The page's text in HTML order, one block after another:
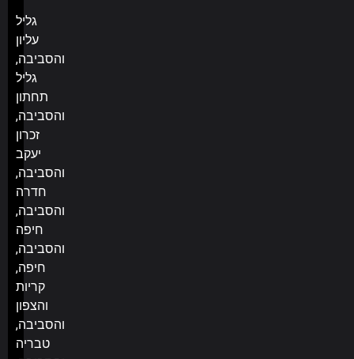
גליל
עליון
והסביבה,
גליל
תחתון
והסביבה,
זכרון
יעקב
והסביבה,
חדרה
והסביבה,
חיפה
והסביבה,
חיפה,
קריות
והצפון
והסביבה,
טבריה